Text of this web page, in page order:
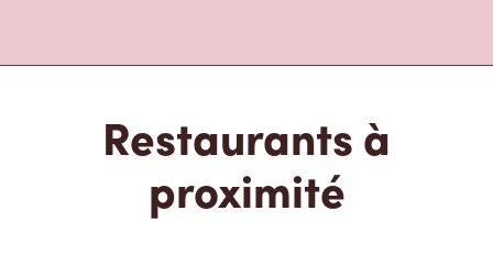
Restaurants à
proximité